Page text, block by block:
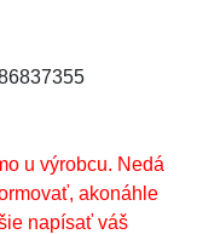
u výrobcu. Nedá
akonáhle
napísať váš